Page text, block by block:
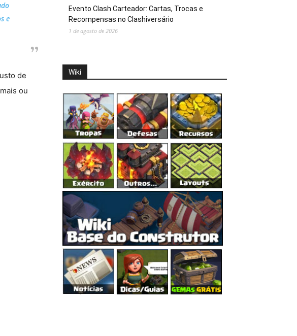
e
de
ou
Evento Clash Carteador: Cartas, Trocas e
Recompensas no Clashiversário
1 de agosto de 2026
Wiki